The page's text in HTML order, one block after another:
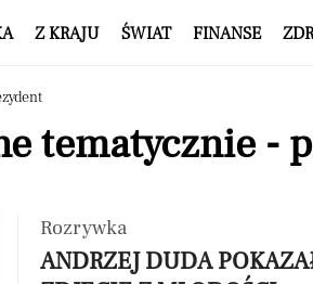
Z KRAJU ŚWIAT FINANSE
tematycznie -
Rozrywka
ANDRZEJ DUDA